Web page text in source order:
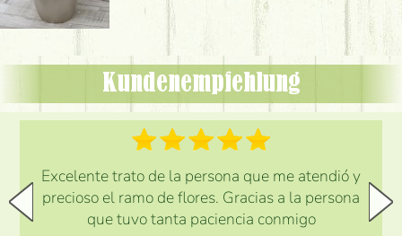
Kundenempfehlung
Excelente trato de la persona que me atendió y
precioso el ramo de flores. Gracias a la persona
que tuvo tanta paciencia conmigo